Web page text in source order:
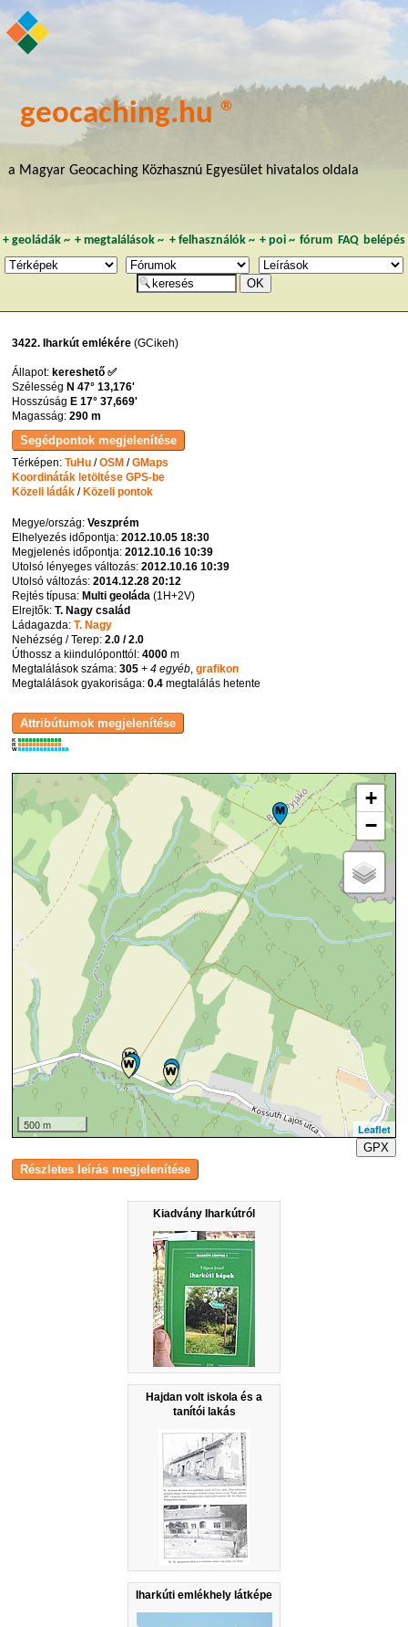
geocaching.hu ®
a Magyar Geocaching Közhasznú Egyesület hivatalos oldala
+ geoládák~ +megtalálások ~ + felhasználók~ + poi~ fórum FAQ belépés
3422. Iharkút emlékére (GCikeh)
Kiadvány Iharkútról
Hajdan volt iskola és a
tanítói lakás
Iharkúti emlékhely látképe
Állapot: kereshető ✅
Szélesség N 47° 13,176'
Hosszúság E 17° 37,669'
Magasság:290 m
Térképen:TuHu /OSM /GMaps
Koordináták letöltése GPS-be
Közeli ládák / Közeli pontok
Megye/ország:Veszprém
Elhelyezés időpontja:2012.10.05 18:30
Megjelenés időpontja:2012.10.16 10:39
Utolsó lényeges változás:2012.10.16 10:39
Utolsó változás:2014.12.28 20:12
Rejtés típusa: Multi geoláda (1H+2V)
Elrejtők:T. Nagy család
Ládagazda:T. Nagy
Nehézség / Terep:2.0 / 2.0
Úthossz a kiindulóponttól:4000 m
Megtalálások száma:305 + 4 egyéb,grafikon
Megtalálások gyakorisága:0.4 megtalálás hetente
K
R
W
+
−
500 m
Leaflet
GPX